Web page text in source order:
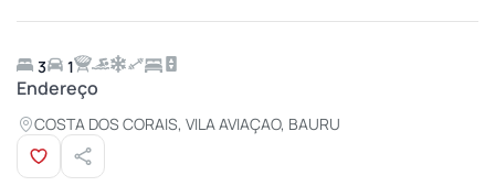
3 1
Endereço
COSTA DOS CORAIS, VILA AVIAÇAO, BAURU